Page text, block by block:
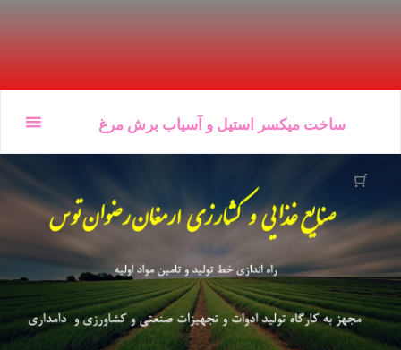
ساخت میکسر استیل و آسیاب برش مرغ